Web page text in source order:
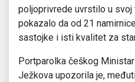
poljoprivrede uvrstilo u
pokazalo da od 21
sastojke i isti kvalitet za
Portparolka češkog
Ježkova upozorila je,